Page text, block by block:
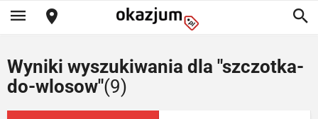
Wyniki wyszukiwania dla "szczotka-
do-wlosow"(9)